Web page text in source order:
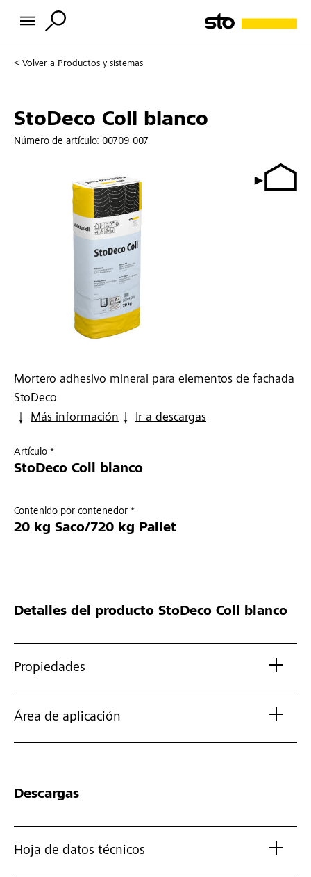
Volver a Productos y sistemas
StoDeco Coll blanco
Número de artículo: 00709-007
Mortero adhesivo mineral para elementos de fachada
StoDeco
Más información
Ir a descargas
Artículo *
StoDeco Coll blanco
Contenido por contenedor *
20 kg Saco/720 kg Pallet
Detalles del producto StoDeco Coll blanco
Propiedades
Área de aplicación
Descargas
Hoja de datos técnicos